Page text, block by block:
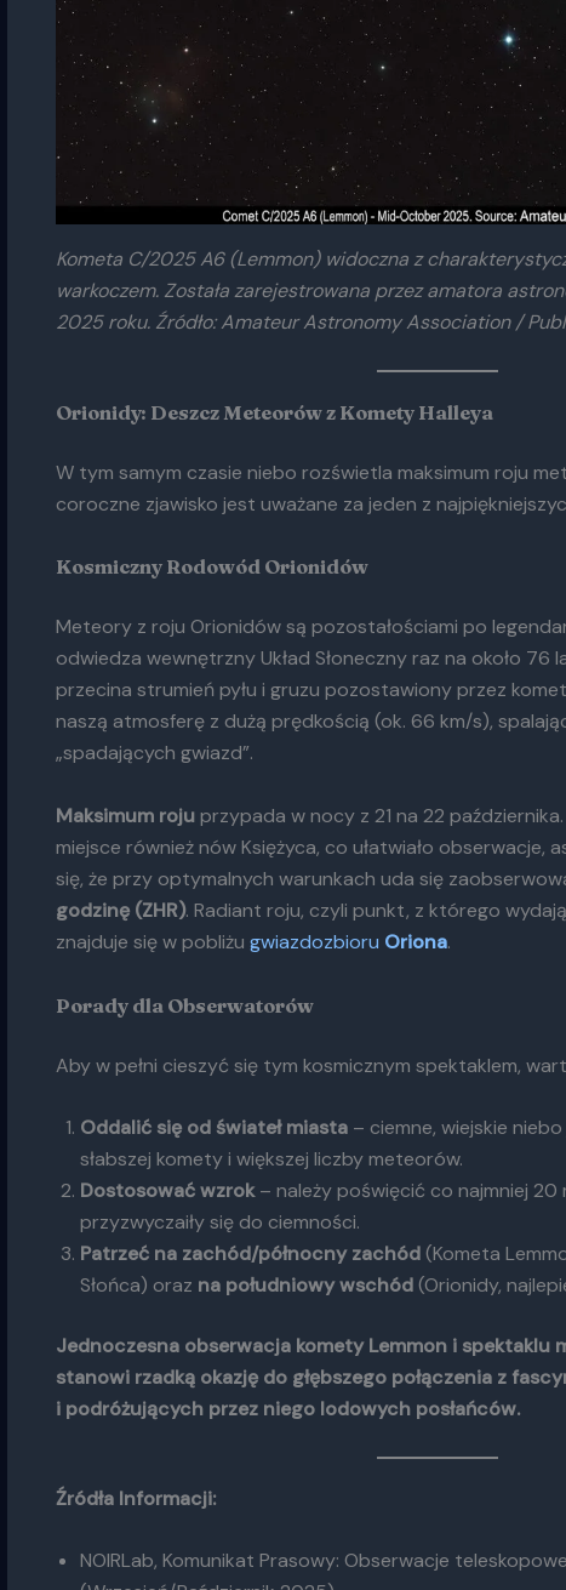
Kometa C/2025 A6 (Lemmon) widoczna z
warkoczem. Została zarejestrowana przez amatora
2025 roku. Źródło: Amateur Astronomy Association /
Orionidy: Deszcz Meteorów z Komety Halleya
W tym samym czasie niebo rozświetla maksimum roju
coroczne zjawisko jest uważane za jeden z
Kosmiczny Rodowód Orionidów
Meteory z roju Orionidów są pozostałościami po
odwiedza wewnętrzny Układ Słoneczny raz na około 76
przecina strumień pyłu i gruzu pozostawiony przez
naszą atmosferę z dużą prędkością (ok. 66 km/s),
„spadających gwiazd”.
Maksimum rojuprzypada w nocy z 21 na 22
miejsce również nów Księżyca, co ułatwiało obserwacje,
się, że przy optymalnych warunkach uda się
godzinę (ZHR). Radiant roju, czyli punkt, z którego
znajduje się w pobliżu gwiazdozbioru Oriona.
Porady dla Obserwatorów
Aby w pełni cieszyć się tym kosmicznym spektaklem,
Oddalić się od świateł miasta – ciemne, wiejskie
słabszej komety i większej liczby meteorów.
Dostosować wzrok– należy poświęcić co najmniej 20
przyzwyczaiły się do ciemności.
Patrzeć na zachód/północny zachód(Kometa
Słońca) oraz na południowy wschód(Orionidy,
Jednoczesna obserwacja komety Lemmon i spektaklu
stanowi rzadką okazję do głębszego połączenia z
i podróżujących przez niego lodowych posłańców.
Źródła Informacji:
NOIRLab, Komunikat Prasowy: Obserwacje